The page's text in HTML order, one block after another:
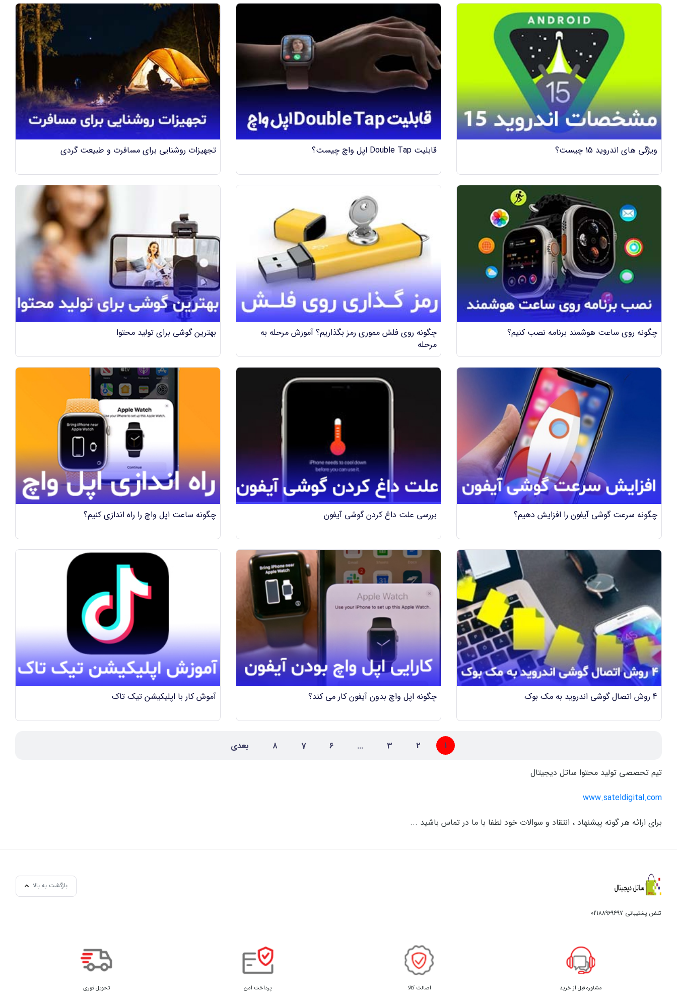
ویژگی های اندروید 15 چیست؟ قابلیت Double Tap اپل واچ چیست؟ تجهیزات روشنایی برای مسافرت و طبیعت گردی
چگونه روی ساعت هوشمند برنامه نصب کنیم؟
چگونه روی فلش مموری رمز بگذاریم؟ آموزش مرحله به
مرحله
بهترین گوشی برای تولید محتوا
چگونه سرعت گوشی آیفون را افزایش دهیم؟ بررسی علت داغ کردن گوشی آیفون چگونه ساعت اپل واچ را راه اندازی کنیم؟
4 روش اتصال گوشی اندروید به مک بوک چگونه اپل واچ بدون آیفون کار می کند؟ آموش کار با اپلیکیشن تیک تاک
1
2
3
...
6
7
8 بعدی
تیم تحصصی تولید محتوا ساتل دیجیتال
www.sateldigital.com
برای ارائه هر گونه پیشنهاد ، انتقاد و سوالات خود لطفا با ما در تماس باشید ...
بازگشت به بالا
تلفن پشتیبانی 02188969497
مشاوره قبل از خرید اصالت کالا پرداخت امن تحویل فوری